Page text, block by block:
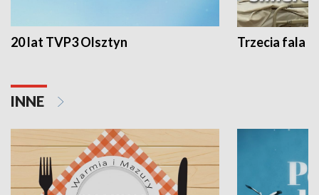
20 lat TVP3 Olsztyn Trzecia fala -
INNE